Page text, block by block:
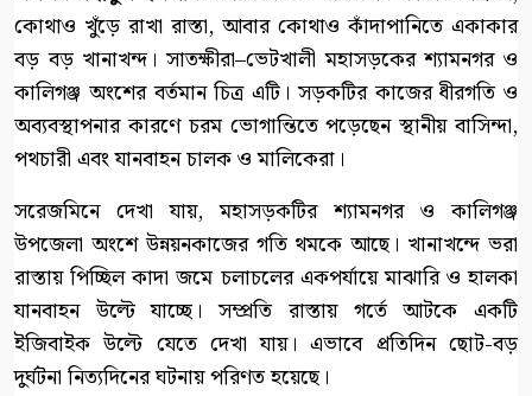
কোথাও খুঁড়ে রাখা রাস্তা, আবার কোথাও কাঁদাপানিতে একাকার
বড় বড় খানাখন্দ। সাতক্ষীরা–ভেটখালী মহাসড়কের শ্যামনগর ও
কালিগঞ্জ অংশের বর্তমান চিত্র এটি। সড়কটির কাজের ধীরগতি ও
অব্যবস্থাপনার কারণে চরম ভোগান্তিতে পড়েছেন স্থানীয় বাসিন্দা,
পথচারী এবং যানবাহন চালক ও মালিকেরা।
​সরেজমিনে দেখা যায়, মহাসড়কটির শ্যামনগর ও কালিগঞ্জ
উপজেলা অংশে উন্নয়নকাজের গতি থমকে আছে। খানাখন্দে ভরা
রাস্তায় পিচ্ছিল কাদা জমে চলাচলের একপর্যায়ে মাঝারি ও হালকা
যানবাহন উল্টে যাচ্ছে। সম্প্রতি রাস্তায় গর্তে আটকে একটি
ইজিবাইক উল্টে যেতে দেখা যায়। এভাবে প্রতিদিন ছোট-বড়
দুর্ঘটনা নিত্যদিনের ঘটনায় পরিণত হয়েছে।